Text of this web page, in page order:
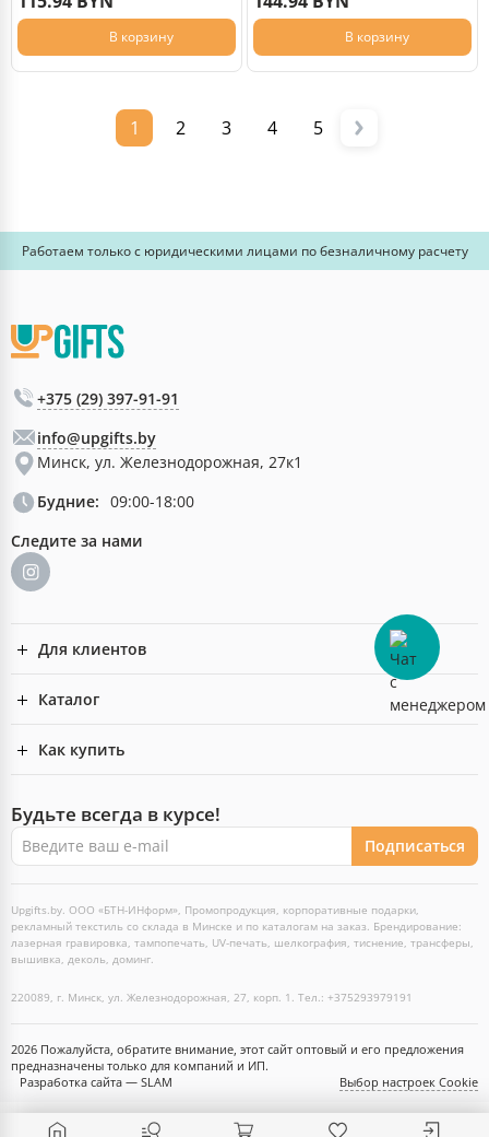
В корзину В корзину
1 2 3 4 5
Работаем только с юридическими лицами по безналичному расчету
+375 (29) 397-91-91
info@upgifts.by
Минск, ул. Железнодорожная, 27к1
Будние: 09:00-18:00
Следите за нами
Для клиентов
Каталог
Как купить
Будьте всегда в курсе!
Подписаться
Upgifts.by. ООО «БТН-ИНформ», Промопродукция, корпоративные подарки,
рекламный текстиль со склада в Минске и по каталогам на заказ. Брендирование:
лазерная гравировка, тампопечать, UV-печать, шелкография, тиснение, трансферы,
вышивка, деколь, доминг.
220089, г. Минск, ул. Железнодорожная, 27, корп. 1. Тел.: +375293979191
2026 Пожалуйста, обратите внимание, этот сайт оптовый и его предложения
предназначены только для компаний и ИП.
Выбор настроек Cookie
Разработка сайта — SLAM